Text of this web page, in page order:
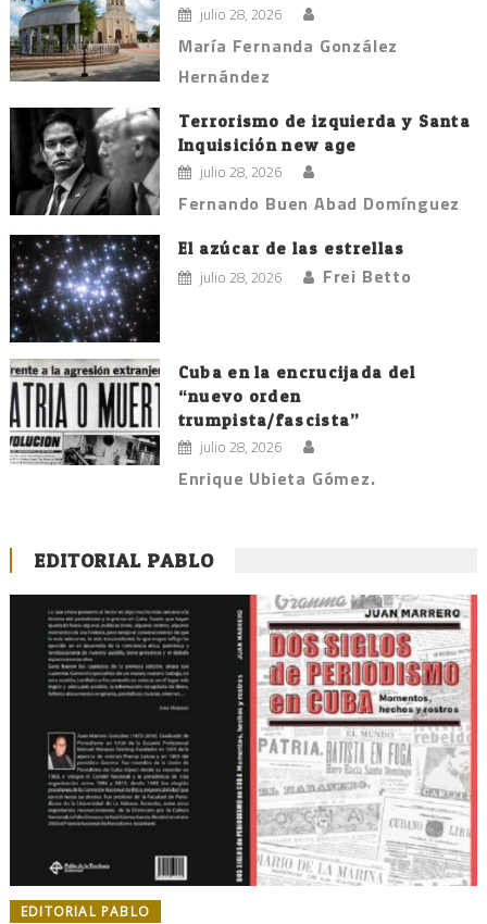
julio 28, 2026
María Fernanda González
Hernández
Terrorismo de izquierda y Santa
Inquisición new age
julio 28, 2026
Fernando Buen Abad Domínguez
El azúcar de las estrellas
julio 28, 2026 Frei Betto
Cuba en la encrucijada del
“nuevo orden
trumpista/fascista”
julio 28, 2026
Enrique Ubieta Gómez.
EDITORIAL PABLO
EDITORIAL PABLO